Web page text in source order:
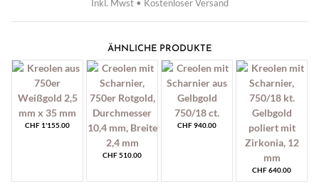
Inkl. Mwst • Kostenloser Versand
ÄHNLICHE PRODUKTE
CHF 1'155.00
CHF510.00
CHF940.00
CHF640.00